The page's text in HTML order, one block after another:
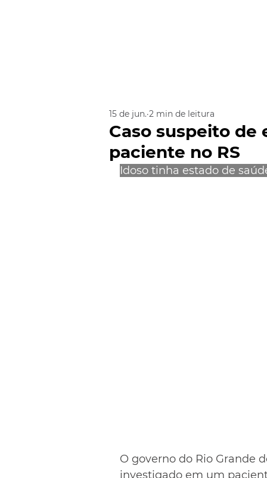
Caso suspeito de
paciente no RS
15 de jun. 2 min de leitura
Idoso tinha estado de
O governo do Rio Grande
investigado em um